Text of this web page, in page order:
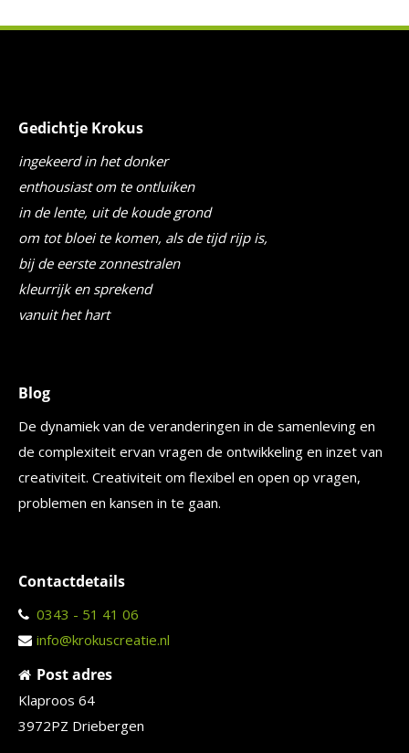
Gedichtje Krokus
ingekeerd in het donker
enthousiast om te ontluiken
in de lente, uit de koude grond
om tot bloei te komen, als de tijd rijp is,
bij de eerste zonnestralen
kleurrijk en sprekend
vanuit het hart
Blog
De dynamiek van de veranderingen in de samenleving en
de complexiteit ervan vragen de ontwikkeling en inzet van
creativiteit. Creativiteit om flexibel en open op vragen,
problemen en kansen in te gaan.
Contactdetails
0343 - 51 41 06
info@krokuscreatie.nl
Post adres
Klaproos 64
3972PZ Driebergen